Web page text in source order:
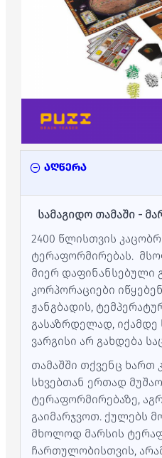
აღწერა
სამაგიდო თამაში -
2400 წლისთვის
ტერაფორმირებას.
მიერ დაფინანსებული
კორპორაციები
ჟანგბადის,
გასაზრდელად, იქამდე
ვარგისი არ გახდება
თამაშში თქვენც ხართ
სხვებთან ერთად
ტერაფორმირებაზე,
გაიმარჯვოთ. ქულებს
მხოლოდ მარსის
ჩართულობისთვის,